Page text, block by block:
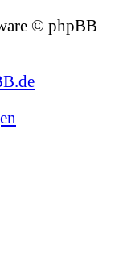
© phpBB